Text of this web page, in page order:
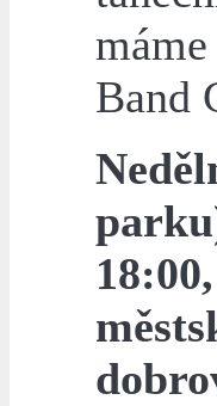
Band